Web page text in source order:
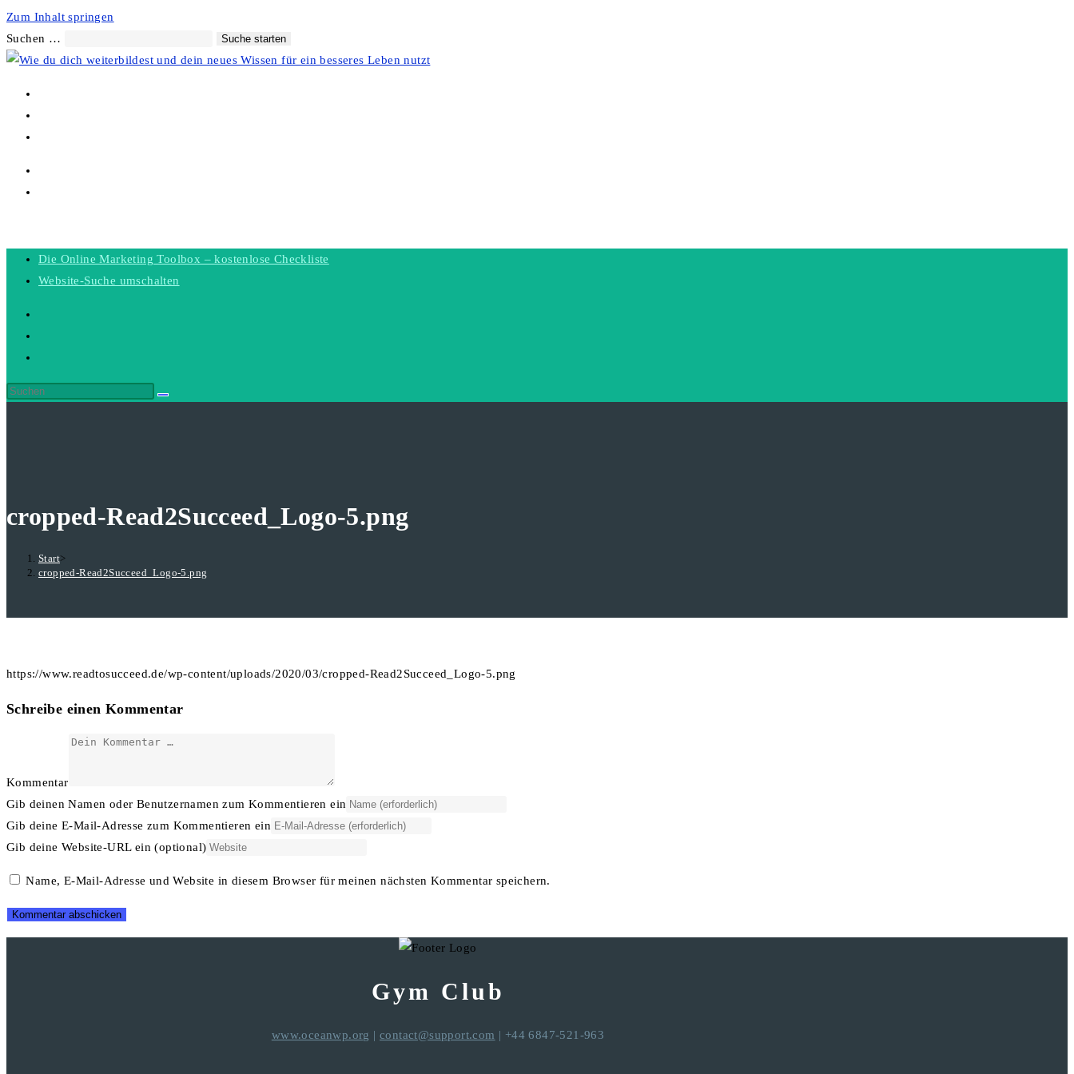
Zum Inhalt springen
Suchen …
Suche starten
Die Online Marketing Toolbox – kostenlose Checkliste
Website-Suche umschalten
cropped-Read2Succeed_Logo-5.png
Start>
cropped-Read2Succeed_Logo-5.png
https://www.readtosucceed.de/wp-content/uploads/2020/03/cropped-Read2Succeed_Logo-5.png
Schreibe einen Kommentar
Kommentar
Gib deinen Namen oder Benutzernamen zum Kommentieren ein
Gib deine E-Mail-Adresse zum Kommentieren ein
Gib deine Website-URL ein (optional)
Name, E-Mail-Adresse und Website in diesem Browser für meinen nächsten Kommentar speichern.
Gym Club
www.oceanwp.org | contact@support.com | +44 6847-521-963